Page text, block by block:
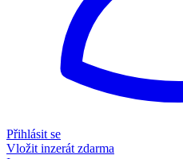
Přihlásit se
Vložit inzerát zdarma